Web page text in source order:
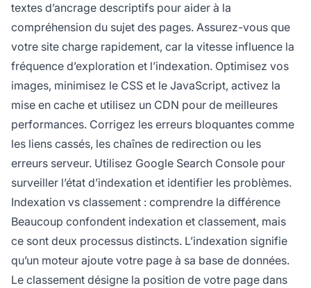
textes d’ancrage descriptifs pour aider à la
compréhension du sujet des pages. Assurez-vous que
votre site charge rapidement, car la vitesse influence la
fréquence d’exploration et l’indexation. Optimisez vos
images, minimisez le CSS et le JavaScript, activez la
mise en cache et utilisez un CDN pour de meilleures
performances. Corrigez les erreurs bloquantes comme
les liens cassés, les chaînes de redirection ou les
erreurs serveur. Utilisez Google Search Console pour
surveiller l’état d’indexation et identifier les problèmes.
Indexation vs classement : comprendre la différence
Beaucoup confondent indexation et classement, mais
ce sont deux processus distincts. L’indexation signifie
qu’un moteur ajoute votre page à sa base de données.
Le classement désigne la position de votre page dans